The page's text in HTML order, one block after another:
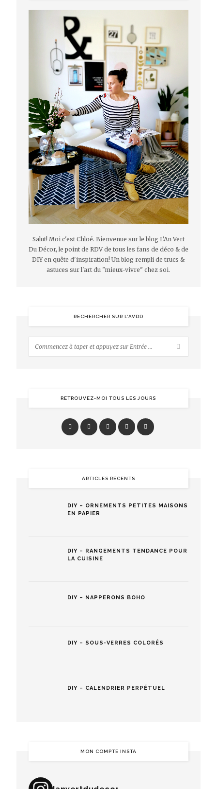
Salut! Moi c'est Chloé. Bienvenue sur le blog L'An Vert
Du Décor, le point de RDV de tous les fans de déco & de
DIY en quête d'inspiration! Un blog rempli de trucs &
astuces sur l'art du "mieux-vivre" chez soi.
RECHERCHER SUR L’AVDD
RETROUVEZ-MOI TOUS LES JOURS
ARTICLES RÉCENTS
DIY – ORNEMENTS PETITES MAISONS
EN PAPIER
DIY – RANGEMENTS TENDANCE POUR
LA CUISINE
DIY – NAPPERONS BOHO
DIY – SOUS-VERRES COLORÉS
DIY – CALENDRIER PERPÉTUEL
MON COMPTE INSTA